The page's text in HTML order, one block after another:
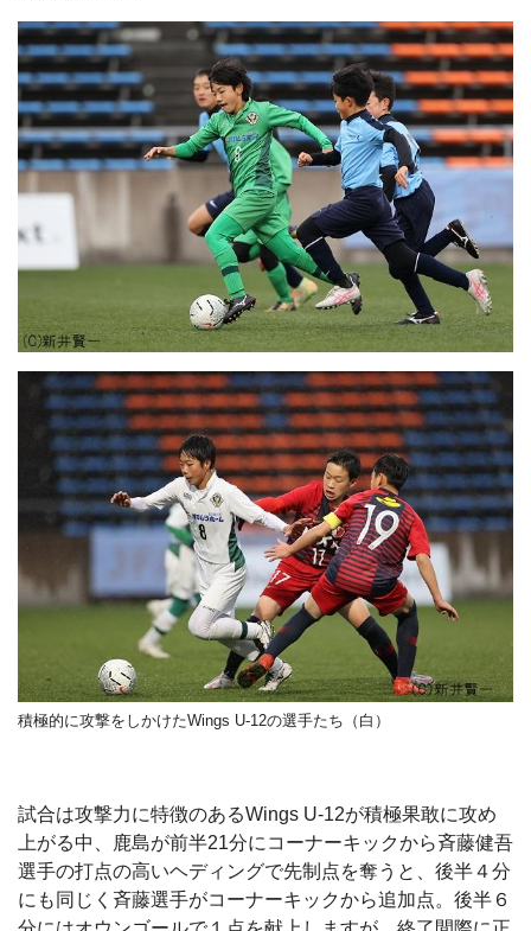
積極的に攻撃をしかけたWings U-12の選手たち（白）
試合は攻撃力に特徴のあるWings U-12が積極果敢に攻め
上がる中、鹿島が前半21分にコーナーキックから斉藤健吾
選手の打点の高いヘディングで先制点を奪うと、後半４分
にも同じく斉藤選手がコーナーキックから追加点。後半６